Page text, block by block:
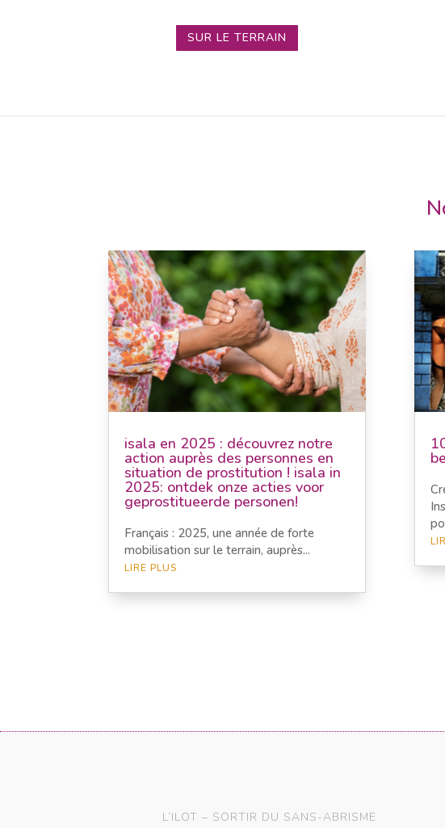
SUR LE TERRAIN
isala en 2025 : découvrez notre
action auprès des personnes en
situation de prostitution ! isala in
2025: ontdek onze acties voor
geprostitueerde personen!
Français : 2025, une année de forte
mobilisation sur le terrain, auprès...
LIRE PLUS